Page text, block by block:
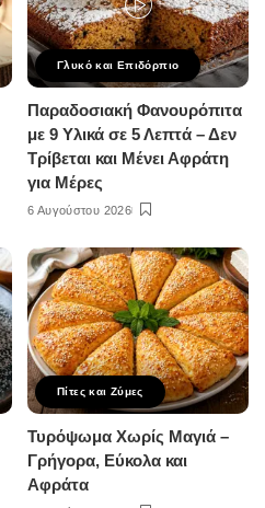
Γλυκό και Επιδόρπιο
Παραδοσιακή Φανουρόπιτα
με 9 Υλικά σε 5 Λεπτά – Δεν
Τρίβεται και Μένει Αφράτη
για Μέρες
6 Αυγούστου 2026
Πίτες και Ζύμες
Τυρόψωμα Χωρίς Μαγιά –
Γρήγορα, Εύκολα και
Αφράτα